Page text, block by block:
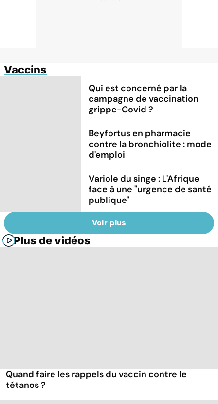
Vaccins
Qui est concerné par la
campagne de vaccination
grippe-Covid ?
Beyfortus en pharmacie
contre la bronchiolite : mode
d'emploi
Variole du singe : L'Afrique
face à une "urgence de santé
publique"
Voir plus
Plus de vidéos
Quand faire les rappels du vaccin contre le
tétanos ?